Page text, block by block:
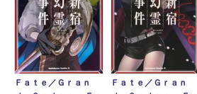
Ｆａｔｅ／Ｇｒａｎ
Ｆａｔｅ／Ｇｒａｎ